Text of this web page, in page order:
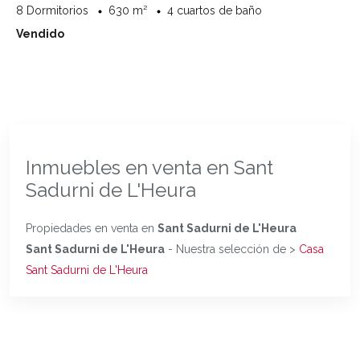
8 Dormitorios
630 m²
4 cuartos de baño
Vendido
Inmuebles en venta en Sant
Sadurni de L'Heura
Propiedades en venta en Sant Sadurni de L'Heura
Sant Sadurni de L'Heura - Nuestra selección de > Casa
Sant Sadurni de L'Heura